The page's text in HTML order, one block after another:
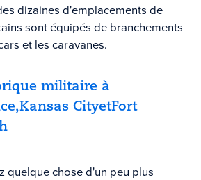
dizaines d'emplacements de
sont équipés de branchements
et les caravanes.
militaire à
Kansas CityetFort
quelque chose d'un peu plus